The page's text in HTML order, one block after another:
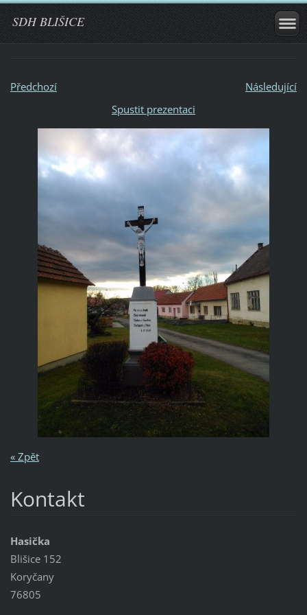
SDH BLIŠICE
Předchozí
Následující
Spustit prezentaci
« Zpět
Kontakt
Hasička
Blišice 152
Koryčany
76805